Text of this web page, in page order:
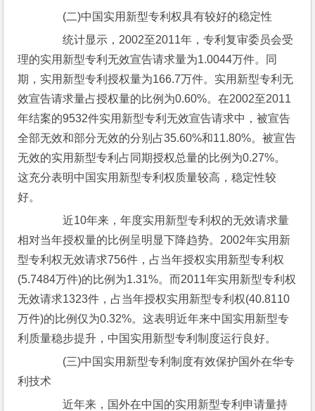
(二)中国实用新型专利权具有较好的稳定性
统计显示，2002至2011年，专利复审委员会受
理的实用新型专利无效宣告请求量为1.0044万件。同
期，实用新型专利授权量为166.7万件。实用新型专利无
效宣告请求量占授权量的比例为0.60%。在2002至2011
年结案的9532件实用新型专利无效宣告请求中，被宣告
全部无效和部分无效的分别占35.60%和11.80%。被宣告
无效的实用新型专利占同期授权总量的比例为0.27%。
这充分表明中国实用新型专利权质量较高，稳定性较
好。
近10年来，年度实用新型专利权的无效请求量
相对当年授权量的比例呈明显下降趋势。2002年实用新
型专利权无效请求756件，占当年授权实用新型专利权
(5.7484万件)的比例为1.31%。而2011年实用新型专利权
无效请求1323件，占当年授权实用新型专利权(40.8110
万件)的比例仅为0.32%。这表明近年来中国实用新型专
利质量稳步提升，中国实用新型专利制度运行良好。
(三)中国实用新型专利制度有效保护国外在华专
利技术
近年来，国外在中国的实用新型专利申请量持